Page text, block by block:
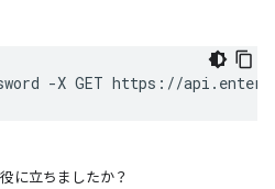
-X GET https://
に立ちましたか？